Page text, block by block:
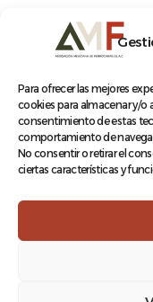
Para ofrecer las mejores
cookies para almacenar y/o
consentimiento de estas
comportamiento de
No consentir o retirar el
ciertas características y
Manuel